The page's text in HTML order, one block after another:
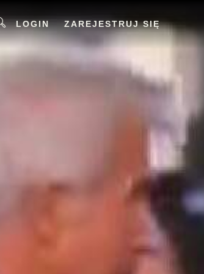
LOGIN ZAREJESTRUJ SIĘ